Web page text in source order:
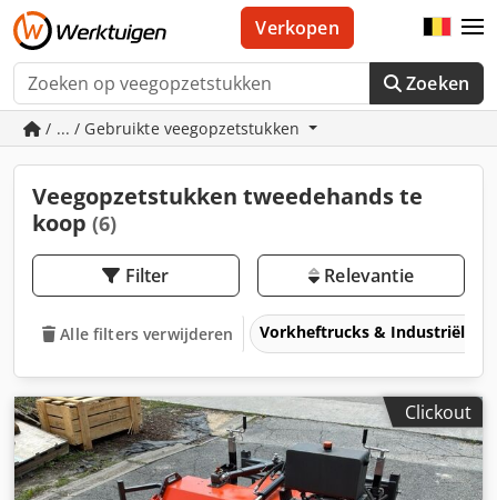
Zoeken
Verkopen
/ ... / Gebruikte veegopzetstukken
Veegopzetstukken tweedehands te
koop (6)
Filter Relevantie
Alle filters verwijderen Vorkheftrucks & Industriële
Clickout